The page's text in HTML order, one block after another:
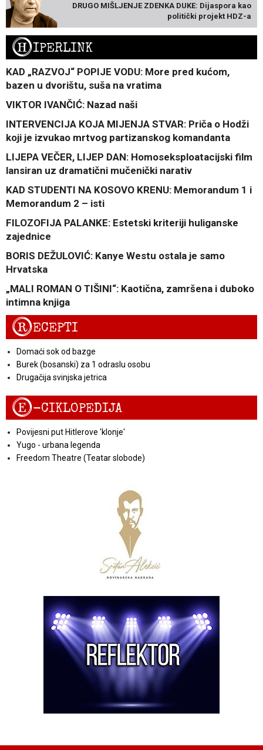
DRUGO MIŠLJENJE ZDENKA DUKE: Dijaspora kao
politički projekt HDZ-a
HIPERLINK
KAD „RAZVOJ“ POPIJE VODU: More pred kućom,
bazen u dvorištu, suša na vratima
VIKTOR IVANČIĆ: Nazad naši
INTERVENCIJA KOJA MIJENJA STVAR: Priča o Hodži
koji je izvukao mrtvog partizanskog komandanta
LIJEPA VEČER, LIJEP DAN: Homoseksploatacijski film
lansiran uz dramatični mučenički narativ
KAD STUDENTI NA KOSOVO KRENU: Memorandum 1 i
Memorandum 2 – isti
FILOZOFIJA PALANKE: Estetski kriteriji huliganske
zajednice
BORIS DEŽULOVIĆ: Kanye Westu ostala je samo
Hrvatska
„MALI ROMAN O TIŠINI“: Kaotična, zamršena i duboko
intimna knjiga
RECEPTI
Domaći sok od bazge
Burek (bosanski) za 1 odraslu osobu
Drugačija svinjska jetrica
E-CIKLOPEDIJA
Povijesni put Hitlerove 'klonje'
Yugo - urbana legenda
Freedom Theatre (Teatar slobode)